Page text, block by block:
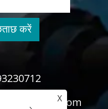
करें
X